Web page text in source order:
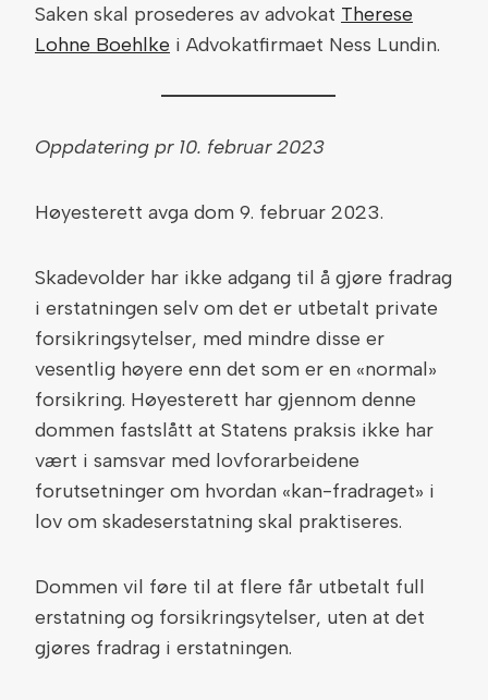
Saken skal prosederes av advokat Therese
Lohne Boehlke i Advokatfirmaet Ness Lundin.
Oppdatering pr 10. februar 2023
Høyesterett avga dom 9. februar 2023.
Skadevolder har ikke adgang til å gjøre fradrag
i erstatningen selv om det er utbetalt private
forsikringsytelser, med mindre disse er
vesentlig høyere enn det som er en «normal»
forsikring. Høyesterett har gjennom denne
dommen fastslått at Statens praksis ikke har
vært i samsvar med lovforarbeidene
forutsetninger om hvordan «kan-fradraget» i
lov om skadeserstatning skal praktiseres.
Dommen vil føre til at flere får utbetalt full
erstatning og forsikringsytelser, uten at det
gjøres fradrag i erstatningen.